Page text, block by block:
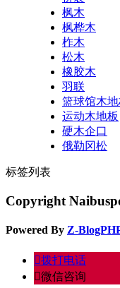
枫木
枫桦木
柞木
松木
橡胶木
羽联
篮球馆木地
运动木地板
硬木企口
俄勒冈松
标签列表
Copyright
Powered By Z-
󦁁拨打电话
󦘑微信咨询